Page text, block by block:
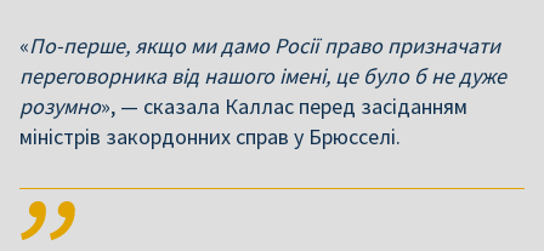
«По-перше, якщо ми дамо Росії право призначати
переговорника від нашого імені, це було б не дуже
розумно», — сказала Каллас перед засіданням
міністрів закордонних справ у Брюсселі.